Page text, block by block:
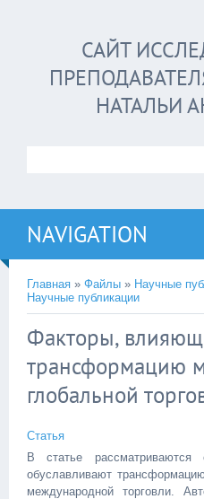
САЙТ
НАТАЛЬИ
NAVIGATION
Главная » Файлы » Научные
Научные публикации
Факторы,
трансформацию
глобальной
Статья
В статье рассматриваются
обуславливают
международной торговли.